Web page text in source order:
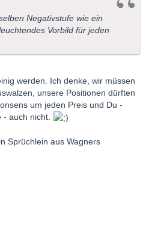
Negativstufe wie ein
Vorbild für jeden
werden. Ich denke, wir müssen
unsere Positionen dürften
um jeden Preis und Du -
auch nicht.
Sprüchlein aus Wagners